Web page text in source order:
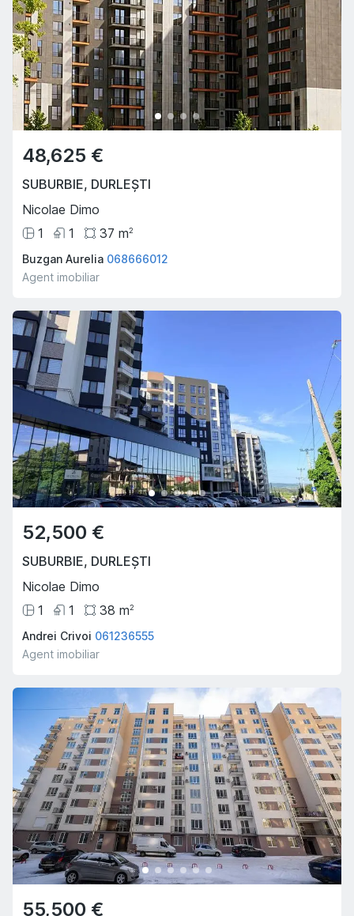
48,625 €
SUBURBIE, DURLEȘTI
Nicolae Dimo
1
1 37 m2
Buzgan Aurelia 068666012
Agent imobiliar
52,500 €
SUBURBIE, DURLEȘTI
Nicolae Dimo
1
1 38 m2
Andrei Crivoi 061236555
Agent imobiliar
55,500 €